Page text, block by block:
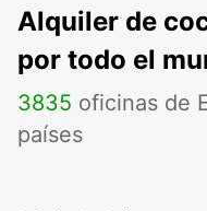
Alquiler de
por todo el
3835 oficinas de
países